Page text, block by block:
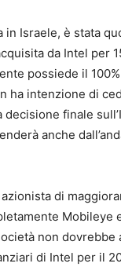
in Israele, è stata
da Intel per
possiede il
ha intenzione di
decisione finale
anche
di
Mobileye
non dovrebbe
di Intel per il